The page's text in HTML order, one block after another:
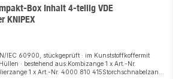
Box Inhalt 4-teilig VDE
KNIPEX
IEC 60900, stückgeprüft · im Kunststoffkoffermit
· bestehend aus:Kombizange 1 x Art.-Nr.
1 x Art.-Nr. 4000 810 415Storchschnabelzange